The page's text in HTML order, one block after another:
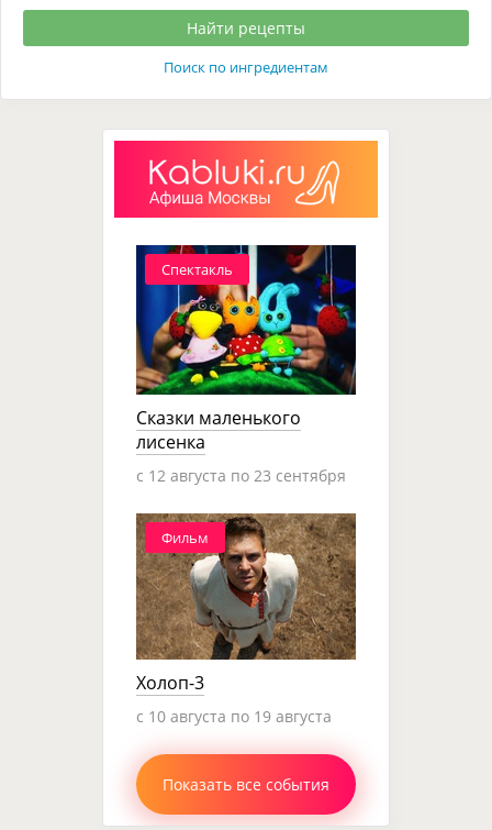
Поиск по ингредиентам
Спектакль
Сказки маленького
лисенка
c 12 августа по 23 сентября
Фильм
Холоп-3
c 10 августа по 19 августа
Показать все события